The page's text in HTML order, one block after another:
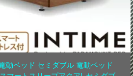
動ベッド セミダブル 電動ベッド